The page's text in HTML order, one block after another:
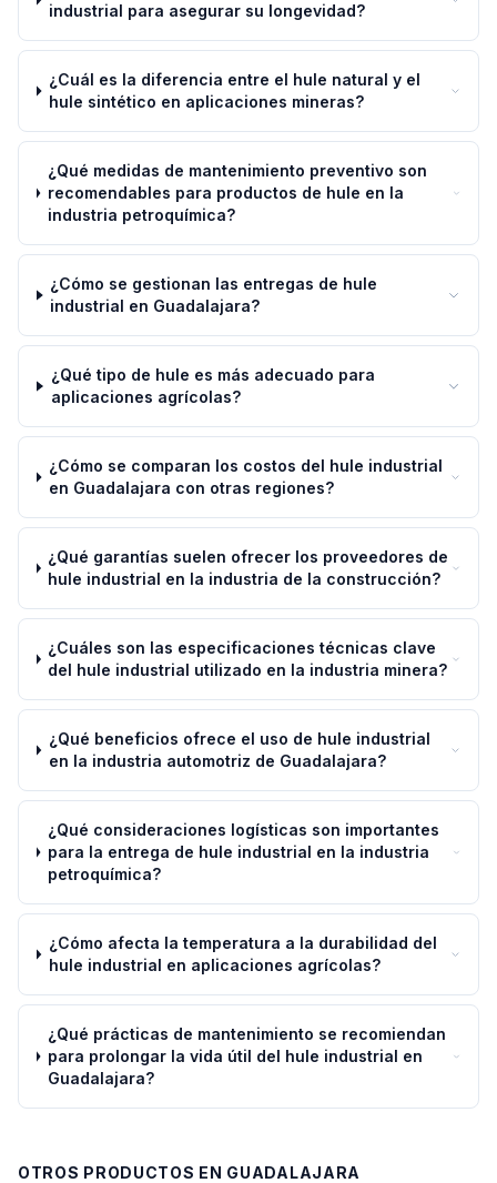
industrial para asegurar su longevidad?
¿Cuál es la diferencia entre el hule natural y el
hule sintético en aplicaciones mineras?
¿Qué medidas de mantenimiento preventivo son
recomendables para productos de hule en la
industria petroquímica?
¿Cómo se gestionan las entregas de hule
industrial en Guadalajara?
¿Qué tipo de hule es más adecuado para
aplicaciones agrícolas?
¿Cómo se comparan los costos del hule industrial
en Guadalajara con otras regiones?
¿Qué garantías suelen ofrecer los proveedores de
hule industrial en la industria de la construcción?
¿Cuáles son las especificaciones técnicas clave
del hule industrial utilizado en la industria minera?
¿Qué beneficios ofrece el uso de hule industrial
en la industria automotriz de Guadalajara?
¿Qué consideraciones logísticas son importantes
para la entrega de hule industrial en la industria
petroquímica?
¿Cómo afecta la temperatura a la durabilidad del
hule industrial en aplicaciones agrícolas?
¿Qué prácticas de mantenimiento se recomiendan
para prolongar la vida útil del hule industrial en
Guadalajara?
OTROS PRODUCTOS EN GUADALAJARA